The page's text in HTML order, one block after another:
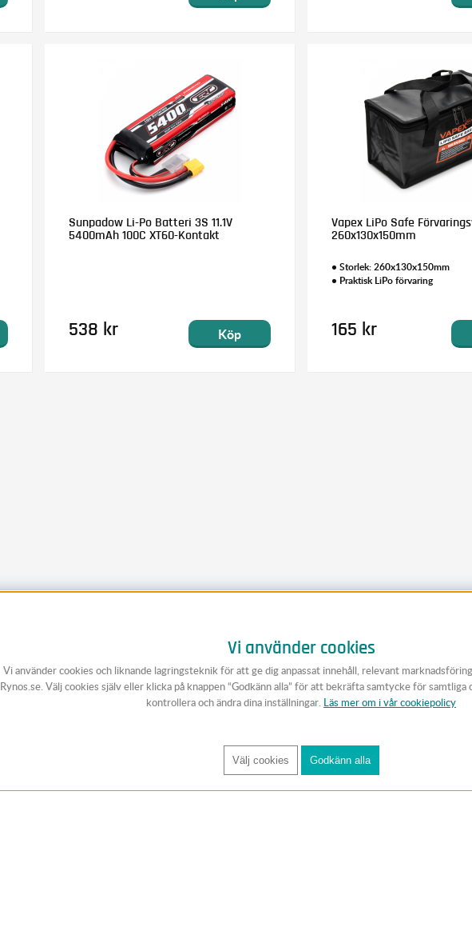
Sunpadow Li-Po Batteri 3S 11.1V
5400mAh 100C XT60-Kontakt
538 kr Köp
Vapex LiPo Safe
260x130x150mm
• Storlek: 260x130x150mm
• Praktisk LiPo förvaring
165 kr
Vi använder cookies
Vi använder cookies och liknande lagringsteknik för att ge dig anpassat innehåll, relevant
Rynos.se. Välj cookies själv eller klicka på knappen “Godkänn alla” för att bekräfta samtycke för samtliga
kontrollera och ändra dina inställningar. Läs mer om i vår cookiepolicy
Välj cookies Godkänn alla